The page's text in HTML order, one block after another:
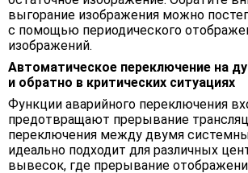
выгорание изображения можно
с помощью периодического
изображений.
Автоматическое переключение на
и обратно в критических ситуациях
Функции аварийного переключения
предотвращают прерывание
переключения между двумя
идеально подходит для различных
вывесок, где прерывание